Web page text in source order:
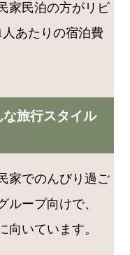
家民泊の方がリビ
あたりの宿泊費
旅行スタイル
家でのんびり過ご
ループ向けで、
向いています。